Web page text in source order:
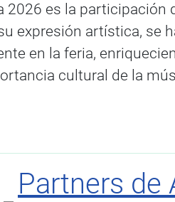
2026 es la
expresión artística,
en la feria,
cultural de la
Partners de